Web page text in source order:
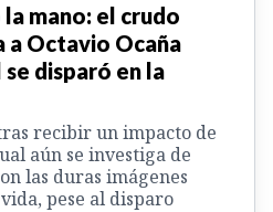
mano: el crudo
a Octavio Ocaña
disparó en la
recibir un impacto de
aún se investiga de
las duras imágenes
pese al disparo